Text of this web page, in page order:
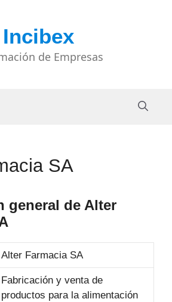
Incibex
de Empresas
SA
general de Alter
Alter Farmacia SA
Fabricación y venta de
productos para la alimentación